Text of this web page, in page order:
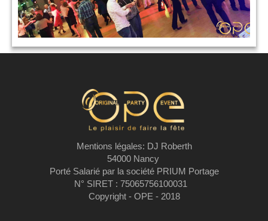
Mentions légales: DJ Roberth
54000 Nancy
Porté Salarié par la société PRIUM Portage
N° SIRET : 75065756100031
Copyright - OPE - 2018